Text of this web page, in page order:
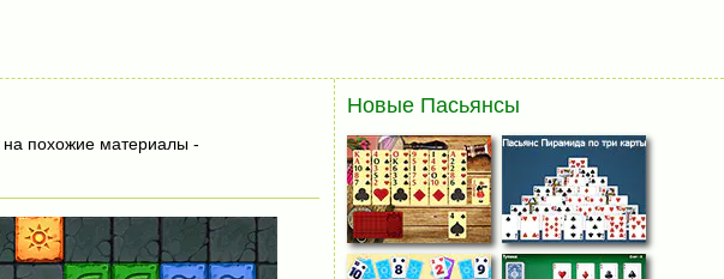
на похожие материалы -
Новые Пасьянсы